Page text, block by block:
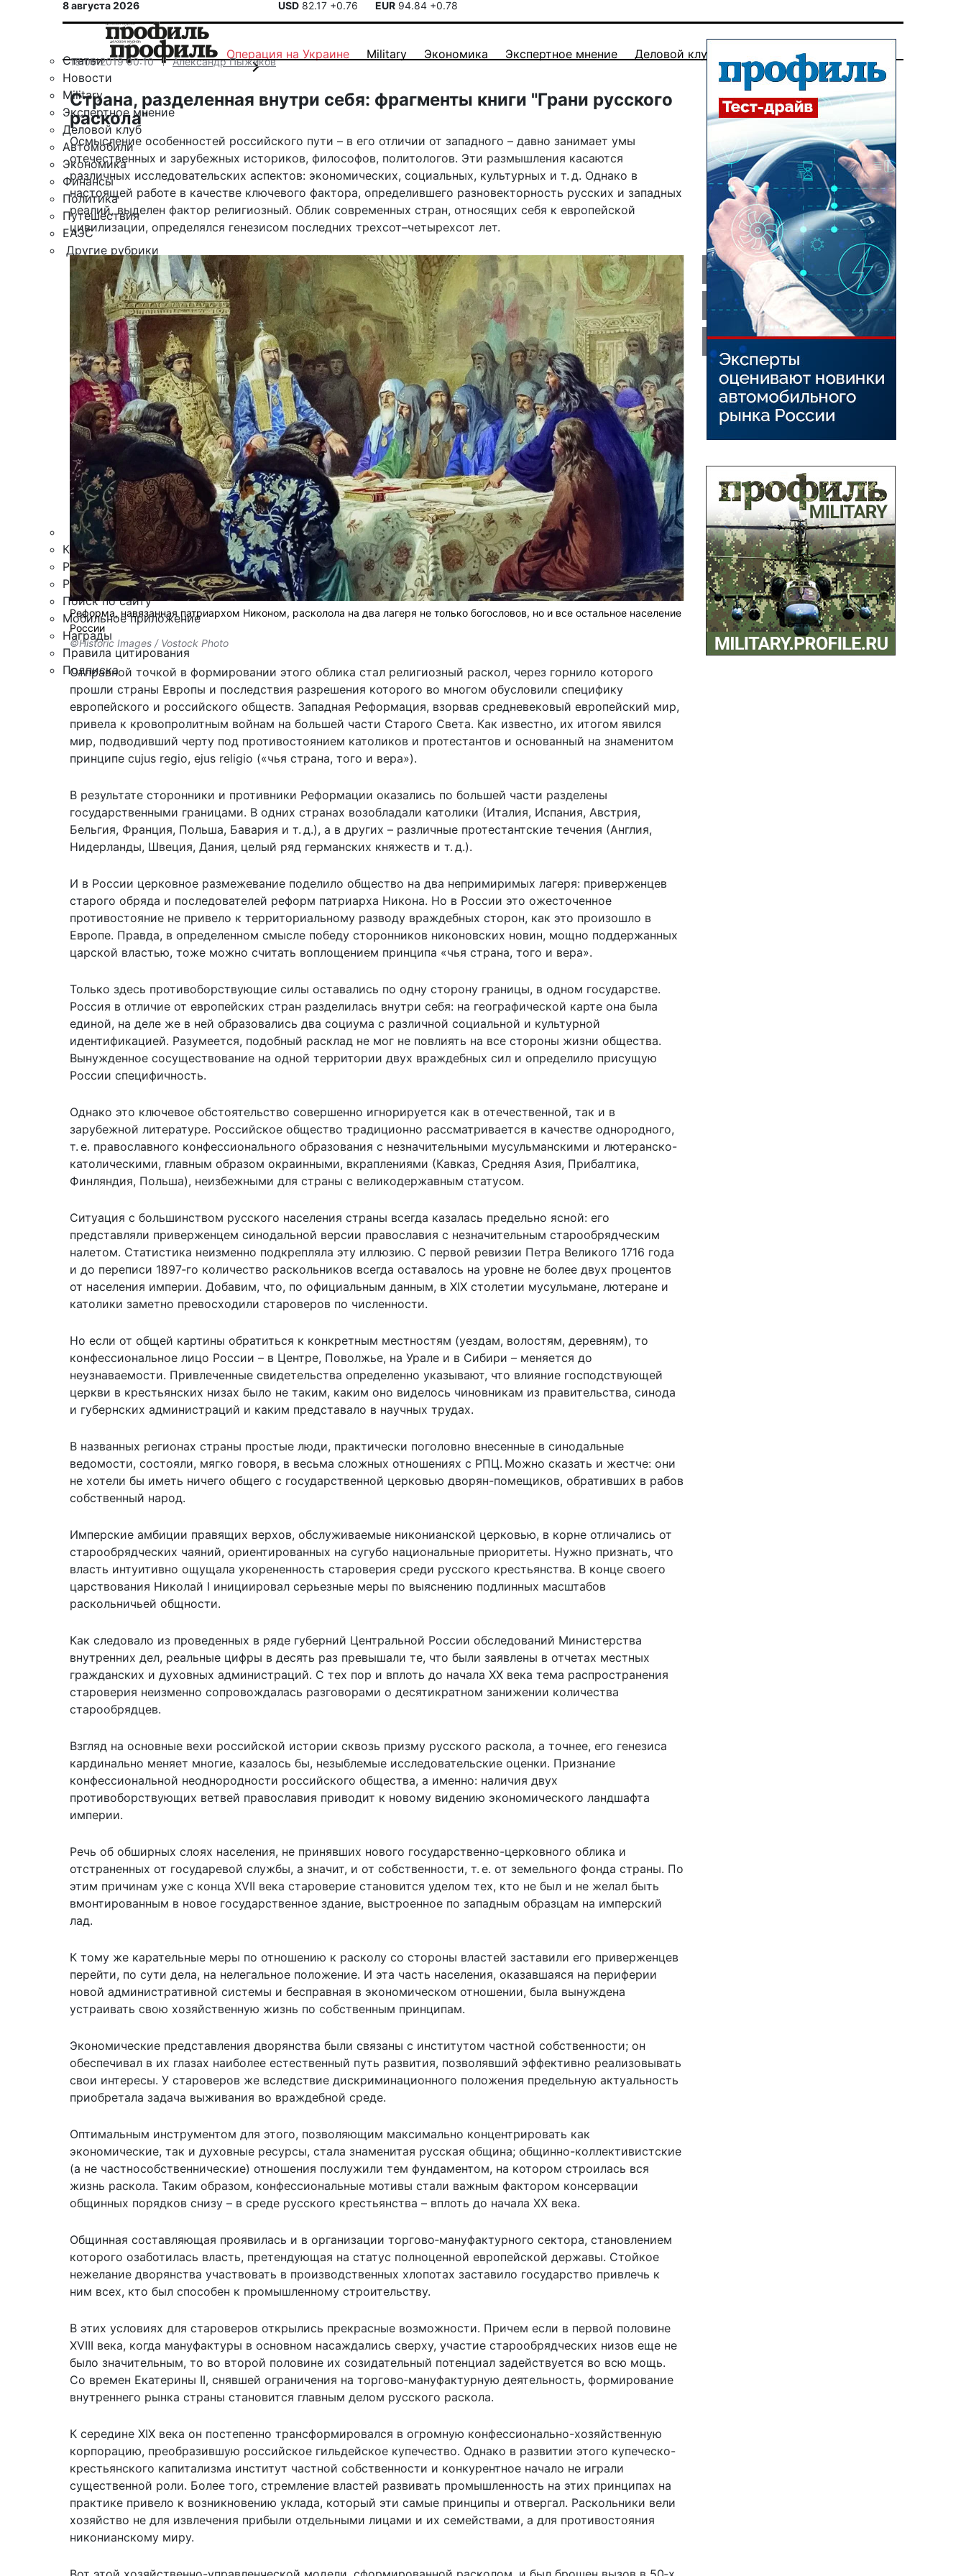
8 августа 2026 USD 82.17 +0.76 EUR 94.84 +0.78
Статьи
Новости
Military
Экспертное мнение
Деловой клуб
Автомобили
Экономика
Финансы
Политика
Путешествия
ЕАЭС
Другие рубрики
Спецпроект «Юрий Мамлеев»
Календарь событий
Зарубежье
Армия
Персона
Наука и Технологии
Культура
Общество
Спорт
Здоровье
Происшествия
Дайджесты
Стиль жизни
Новости партнеров
Интересное
Контакты
Редакция
Рекламная служба
Поиск по сайту
Мобильное приложение
Награды
Правила цитирования
Подписка
Операция на Украине Military Экономика Экспертное мнение Деловой клуб
18.09.2019 00:10 Александр Пыжиков
Страна, разделенная внутри себя: фрагменты книги "Грани русского
раскола"
Осмысление особенностей российского пути – в его отличии от западного – давно занимает умы
отечественных и зарубежных историков, философов, политологов. Эти размышления касаются
различных исследовательских аспектов: экономических, социальных, культурных и т. д. Однако в
настоящей работе в качестве ключевого фактора, определившего разновекторность русских и западных
реалий, выделен фактор религиозный. Облик современных стран, относящих себя к европейской
цивилизации, определялся генезисом последних трехсот–четырехсот лет.
Реформа, навязанная патриархом Никоном, расколола на два лагеря не только богословов, но и все остальное население
России
©Historic Images / Vostock Photo
Отправной точкой в формировании этого облика стал религиозный раскол, через горнило которого
прошли страны Европы и последствия разрешения которого во многом обусловили специфику
европейского и российского обществ. Западная Реформация, взорвав средневековый европейский мир,
привела к кровопролитным войнам на большей части Старого Света. Как известно, их итогом явился
мир, подводивший черту под противостоянием католиков и протестантов и основанный на знаменитом
принципе cujus regio, ejus religio («чья страна, того и вера»).
В результате сторонники и противники Реформации оказались по большей части разделены
государственными границами. В одних странах возобладали католики (Италия, Испания, Австрия,
Бельгия, Франция, Польша, Бавария и т. д.), а в других – различные протестантские течения (Англия,
Нидерланды, Швеция, Дания, целый ряд германских княжеств и т. д.).
И в России церковное размежевание поделило общество на два непримиримых лагеря: приверженцев
старого обряда и последователей реформ патриарха Никона. Но в России это ожесточенное
противостояние не привело к территориальному разводу враждебных сторон, как это произошло в
Европе. Правда, в определенном смысле победу сторонников никоновских новин, мощно поддержанных
царской властью, тоже можно считать воплощением принципа «чья страна, того и вера».
Только здесь противоборствующие силы оставались по одну сторону границы, в одном государстве.
Россия в отличие от европейских стран разделилась внутри себя: на географической карте она была
единой, на деле же в ней образовались два социума с различной социальной и культурной
идентификацией. Разумеется, подобный расклад не мог не повлиять на все стороны жизни общества.
Вынужденное сосуществование на одной территории двух враждебных сил и определило присущую
России специфичность.
Однако это ключевое обстоятельство совершенно игнорируется как в отечественной, так и в
зарубежной литературе. Российское общество традиционно рассматривается в качестве однородного,
т. е. православного конфессионального образования с незначительными мусульманскими и лютеранско-
католическими, главным образом окраинными, вкраплениями (Кавказ, Средняя Азия, Прибалтика,
Финляндия, Польша), неизбежными для страны с великодержавным статусом.
Ситуация с большинством русского населения страны всегда казалась предельно ясной: его
представляли приверженцем синодальной версии православия с незначительным старообрядческим
налетом. Статистика неизменно подкрепляла эту иллюзию. С первой ревизии Петра Великого 1716 года
и до переписи 1897‑го количество раскольников всегда оставалось на уровне не более двух процентов
от населения империи. Добавим, что, по официальным данным, в ХIХ столетии мусульмане, лютеране и
католики заметно превосходили староверов по численности.
Но если от общей картины обратиться к конкретным местностям (уездам, волостям, деревням), то
конфессиональное лицо России – в Центре, Поволжье, на Урале и в Сибири – меняется до
неузнаваемости. Привлеченные свидетельства определенно указывают, что влияние господствующей
церкви в крестьянских низах было не таким, каким оно виделось чиновникам из правительства, синода
и губернских администраций и каким представало в научных трудах.
В названных регионах страны простые люди, практически поголовно внесенные в синодальные
ведомости, состояли, мягко говоря, в весьма сложных отношениях с РПЦ. Можно сказать и жестче: они
не хотели бы иметь ничего общего с государственной церковью дворян-помещиков, обративших в рабов
собственный народ.
Имперские амбиции правящих верхов, обслуживаемые никонианской церковью, в корне отличались от
старообрядческих чаяний, ориентированных на сугубо национальные приоритеты. Нужно признать, что
власть интуитивно ощущала укорененность староверия среди русского крестьянства. В конце своего
царствования Николай I инициировал серьезные меры по выяснению подлинных масштабов
раскольничьей общности.
Как следовало из проведенных в ряде губерний Центральной России обследований Министерства
внутренних дел, реальные цифры в десять раз превышали те, что были заявлены в отчетах местных
гражданских и духовных администраций. С тех пор и вплоть до начала ХХ века тема распространения
староверия неизменно сопровождалась разговорами о десятикратном занижении количества
старообрядцев.
Взгляд на основные вехи российской истории сквозь призму русского раскола, а точнее, его генезиса
кардинально меняет многие, казалось бы, незыблемые исследовательские оценки. Признание
конфессиональной неоднородности российского общества, а именно: наличия двух
противоборствующих ветвей православия приводит к новому видению экономического ландшафта
империи.
Речь об обширных слоях населения, не принявших нового государственно-церковного облика и
отстраненных от государевой службы, а значит, и от собственности, т. е. от земельного фонда страны. По
этим причинам уже с конца XVII века староверие становится уделом тех, кто не был и не желал быть
вмонтированным в новое государственное здание, выстроенное по западным образцам на имперский
лад.
К тому же карательные меры по отношению к расколу со стороны властей заставили его приверженцев
перейти, по сути дела, на нелегальное положение. И эта часть населения, оказавшаяся на периферии
новой административной системы и бесправная в экономическом отношении, была вынуждена
устраивать свою хозяйственную жизнь по собственным принципам.
Экономические представления дворянства были связаны с институтом частной собственности; он
обеспечивал в их глазах наиболее естественный путь развития, позволявший эффективно реализовывать
свои интересы. У староверов же вследствие дискриминационного положения предельную актуальность
приобретала задача выживания во враждебной среде.
Оптимальным инструментом для этого, позволяющим максимально концентрировать как
экономические, так и духовные ресурсы, стала знаменитая русская община; общинно-коллективистские
(а не частнособственнические) отношения послужили тем фундаментом, на котором строилась вся
жизнь раскола. Таким образом, конфессиональные мотивы стали важным фактором консервации
общинных порядков снизу – в среде русского крестьянства – вплоть до начала ХХ века.
Общинная составляющая проявилась и в организации торгово‑мануфактурного сектора, становлением
которого озаботилась власть, претендующая на статус полноценной европейской державы. Стойкое
нежелание дворянства участвовать в производственных хлопотах заставило государство привлечь к
ним всех, кто был способен к промышленному строительству.
В этих условиях для староверов открылись прекрасные возможности. Причем если в первой половине
XVIII века, когда мануфактуры в основном насаждались сверху, участие старообрядческих низов еще не
было значительным, то во второй половине их созидательный потенциал задействуется во всю мощь.
Со времен Екатерины II, снявшей ограничения на торгово‑мануфактурную деятельность, формирование
внутреннего рынка страны становится главным делом русского раскола.
К середине ХIХ века он постепенно трансформировался в огромную конфессионально-хозяйственную
корпорацию, преобразившую российское гильдейское купечество. Однако в развитии этого купеческо-
крестьянского капитализма институт частной собственности и конкурентное начало не играли
существенной роли. Более того, стремление властей развивать промышленность на этих принципах на
практике привело к возникновению уклада, который эти самые принципы и отвергал. Раскольники вели
хозяйство не для извлечения прибыли отдельными лицами и их семействами, а для противостояния
никонианскому миру.